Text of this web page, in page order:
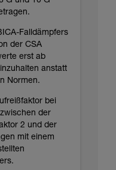
Falldämpfers
der CSA
erst ab
anstatt
Normen.
bei
der
2 und der
mit einem